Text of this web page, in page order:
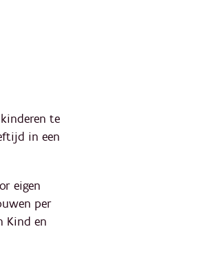
te
in een
eigen
per
Kind en